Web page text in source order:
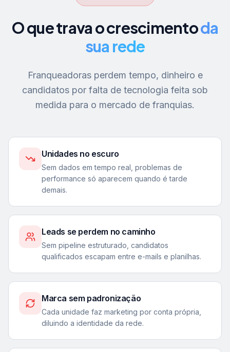
O que trava o crescimentoda
sua rede
Franqueadoras perdem tempo, dinheiro e
candidatos por falta de tecnologia feita sob
medida para o mercado de franquias.
Unidades no escuro
Sem dados em tempo real, problemas de
performance só aparecem quando é tarde
demais.
Leads se perdem no caminho
Sem pipeline estruturado, candidatos
qualificados escapam entre e-mails e planilhas.
Marca sem padronização
Cada unidade faz marketing por conta própria,
diluindo a identidade da rede.